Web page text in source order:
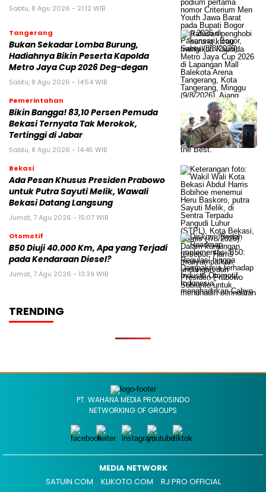
Sabtu, 8 Agu 2026 - 21:12 WIB
Tangerang
Bukan Sekadar Lomba Burung,
Hadiahnya Bikin Peserta Kapolda
Metro Jaya Cup 2026 Deg-degan
Sabtu, 8 Agu 2026 - 14:54 WIB
Pemerintahan
Bikin Bangga! 83,10 Persen Pemuda
Bekasi Ternyata Tak Merokok,
Tertinggi di Jabar
Sabtu, 8 Agu 2026 - 14:45 WIB
Bekasi
Ada Pesan Khusus Presiden Prabowo
untuk Putra Sayuti Melik, Wawali
Bekasi Datang Langsung
Jumat, 7 Agu 2026 - 15:07 WIB
Otomotif
B50 Diuji 40.000 Km, Apa yang Terjadi
pada Kendaraan Diesel?
Jumat, 7 Agu 2026 - 13:39 WIB
TRENDING
PT. WAHANA MEDIA PROMOSINDO
NETWORKING OF GROUPS
MEDIA NETWORK
SATUIN.COM
KLIKOTO.COM
RJ PRO OFFICIAL